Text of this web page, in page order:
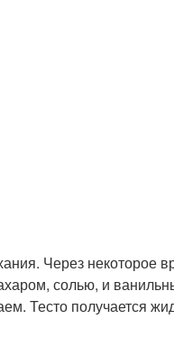
Через некоторое
солью, и
Тесто получается